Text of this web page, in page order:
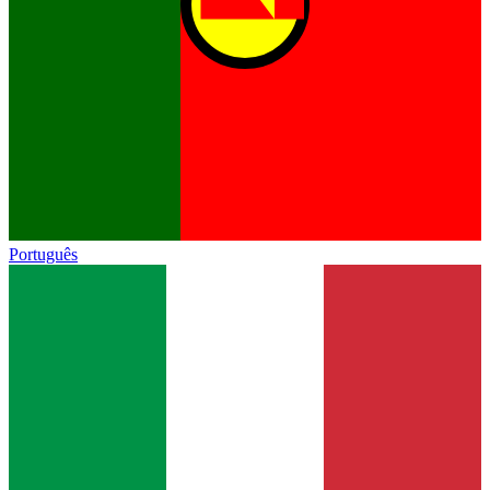
Português